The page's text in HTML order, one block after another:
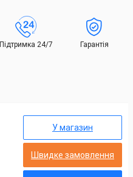
Підтримка 24/7 Гарантія
У магазин
Швидке замовлення